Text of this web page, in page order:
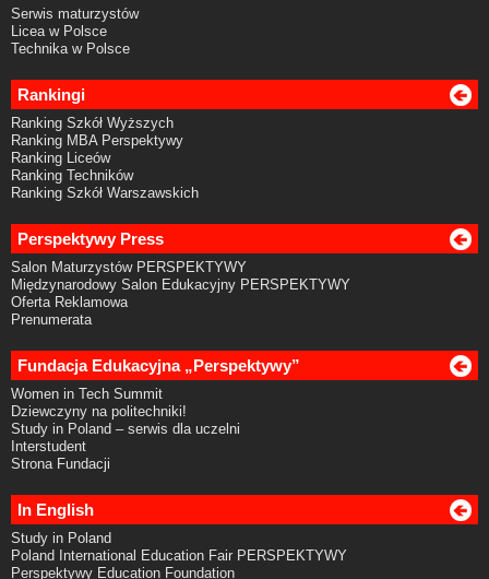
Serwis maturzystów
Licea w Polsce
Technika w Polsce
Rankingi
Ranking Szkół Wyższych
Ranking MBA Perspektywy
Ranking Liceów
Ranking Techników
Ranking Szkół Warszawskich
Perspektywy Press
Salon Maturzystów PERSPEKTYWY
Międzynarodowy Salon Edukacyjny PERSPEKTYWY
Oferta Reklamowa
Prenumerata
Fundacja Edukacyjna „Perspektywy”
Women in Tech Summit
Dziewczyny na politechniki!
Study in Poland – serwis dla uczelni
Interstudent
Strona Fundacji
In English
Study in Poland
Poland International Education Fair PERSPEKTYWY
Perspektywy Education Foundation